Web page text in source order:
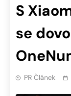
S
se
PR Článek